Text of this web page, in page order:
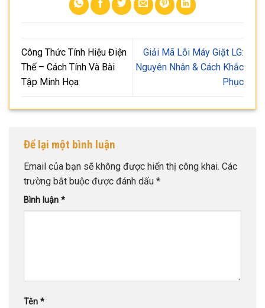
Công Thức Tính Hiệu Điện
Thế – Cách Tính Và Bài
Tập Minh Họa
Giải Mã Lỗi Máy Giặt LG:
Nguyên Nhân & Cách Khắc
Phục
Để lại một bình luận
Email của bạn sẽ không được hiển thị công khai. Các
trường bắt buộc được đánh dấu *
Bình luận *
Tên *